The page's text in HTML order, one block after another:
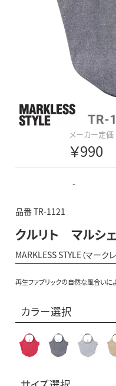
メーカー定価
￥990
-
品番 TR-1121
クルリト マルシ
MARKLESS STYLE（マーク
再生ファブリックの自然な風合いに
カラー選択